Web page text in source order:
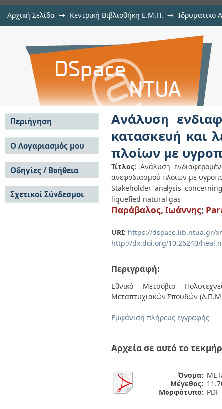
Αρχική Σελίδα → Κεντρική Βιβλιοθήκη Ε.Μ.Π. → Ιδρυματικό
Ανάλυση ενδιαφερομένων
λειτουργία εγκατάστασης
αέριο
Ανάλυση
κατασκευή και
πλοίων με
Τίτλος: Ανάλυση
ανεφοδιασμού πλοίων με
Stakeholder analysis
liquefied natural gas
Παράβαλος, Ιωάννης;
URI: https://dspace.lib.ntua.gr/
http://dx.doi.org/10.26240/
Περιγραφή:
Εθνικό Μετσόβιο
Μεταπτυχιακών Σπουδών
Εμφάνιση πλήρους εγγραφής
Αρχεία σε αυτό το
Όνομα:
Μέγεθος:
Μορφότυπο: PDF
Περιήγηση
Σε όλο το DSpace
Κοινότητες & Συλλογές
Ανά Ημερομηνία
Έκδοσης
Συγγραφείς
Τίτλοι
Θέματα
Ο Λογαριασμός μου
Σύνδεση
Εγγραφή
Οδηγίες / Βοήθεια
Οδηγίες Υποβολής
Οδηγίες Χρήσης ΙΑ
Συχνές Ερωτήσεις
Σχετικοί Σύνδεσμοι